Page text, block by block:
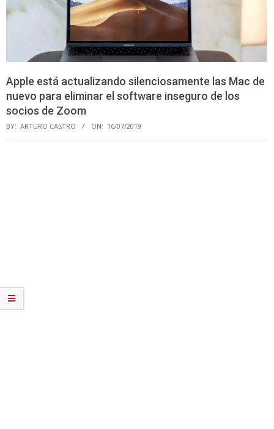
Apple está actualizando silenciosamente las Mac de
nuevo para eliminar el software inseguro de los
socios de Zoom
BY: ARTURO CASTRO ON: 16/07/2019